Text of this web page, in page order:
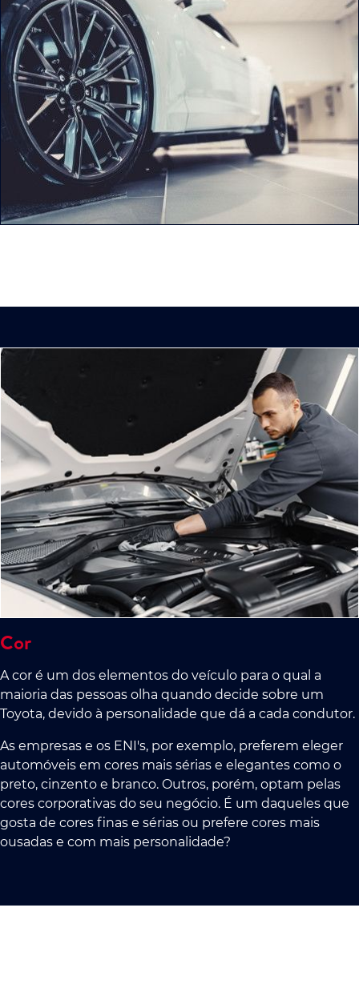
Cor
A cor é um dos elementos do veículo para o qual a
maioria das pessoas olha quando decide sobre um
Toyota, devido à personalidade que dá a cada condutor.
As empresas e os ENI's, por exemplo, preferem eleger
automóveis em cores mais sérias e elegantes como o
preto, cinzento e branco. Outros, porém, optam pelas
cores corporativas do seu negócio. É um daqueles que
gosta de cores finas e sérias ou prefere cores mais
ousadas e com mais personalidade?